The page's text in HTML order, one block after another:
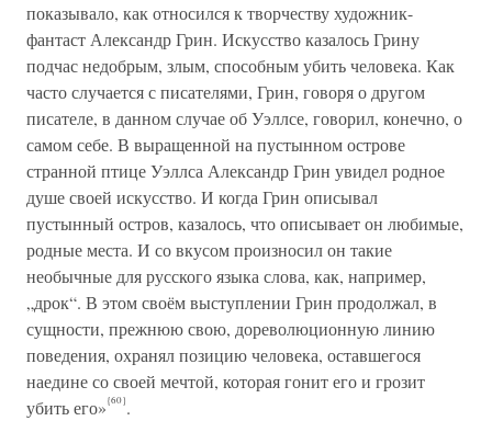
показывало, как относился к творчеству художник-
фантаст Александр Грин. Искусство казалось Грину
подчас недобрым, злым, способным убить человека. Как
часто случается с писателями, Грин, говоря о другом
писателе, в данном случае об Уэллсе, говорил, конечно, о
самом себе. В выращенной на пустынном острове
странной птице Уэллса Александр Грин увидел родное
душе своей искусство. И когда Грин описывал
пустынный остров, казалось, что описывает он любимые,
родные места. И со вкусом произносил он такие
необычные для русского языка слова, как, например,
„дрок“. В этом своём выступлении Грин продолжал, в
сущности, прежнюю свою, дореволюционную линию
поведения, охранял позицию человека, оставшегося
наедине со своей мечтой, которая гонит его и грозит
убить его»{60}.